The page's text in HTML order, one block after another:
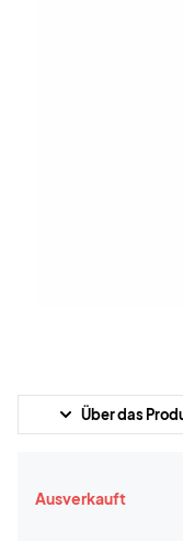
Über das
Ausverkauft